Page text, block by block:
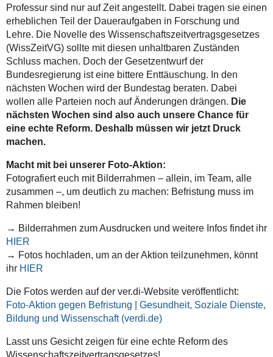
Professur sind nur auf Zeit angestellt. Dabei tragen sie einen
erheblichen Teil der Daueraufgaben in Forschung und
Lehre. Die Novelle des Wissenschaftszeitvertragsgesetzes
(WissZeitVG) sollte mit diesen unhaltbaren Zuständen
Schluss machen. Doch der Gesetzentwurf der
Bundesregierung ist eine bittere Enttäuschung. In den
nächsten Wochen wird der Bundestag beraten. Dabei
wollen alle Parteien noch auf Änderungen drängen. Die
nächsten Wochen sind also auch unsere Chance für
eine echte Reform. Deshalb müssen wir jetzt Druck
machen.
Macht mit bei unserer Foto-Aktion:
Fotografiert euch mit Bilderrahmen – allein, im Team, alle
zusammen –, um deutlich zu machen: Befristung muss im
Rahmen bleiben!
→ Bilderrahmen zum Ausdrucken und weitere Infos findet ihr
HIER
→ Fotos hochladen, um an der Aktion teilzunehmen, könnt
ihr HIER
Die Fotos werden auf der ver.di-Website veröffentlicht:
Foto-Aktion gegen Befristung | Gesundheit, Soziale Dienste,
Bildung und Wissenschaft (verdi.de)
Lasst uns Gesicht zeigen für eine echte Reform des
Wissenschaftszeitvertragsgesetzes!